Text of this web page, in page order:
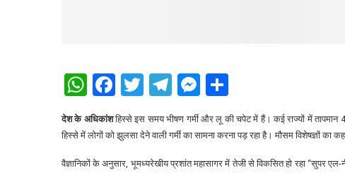
WhatsApp
Facebook
Twitter
Telegram
Messenger
देश के अधिकांशहिस्से इस समय भीषण गर्मी और लू की चपेट में हैं। कई राज्यों में तापमान
हिस्से में लोगों को झुलसा देने वाली गर्मी का सामना करना पड़ रहा है। मौसम विशेषज्ञों का
वैज्ञानिकों के अनुसार, भूमध्यरेखीय प्रशांत महासागर में तेजी से विकसित हो रहा “सुपर